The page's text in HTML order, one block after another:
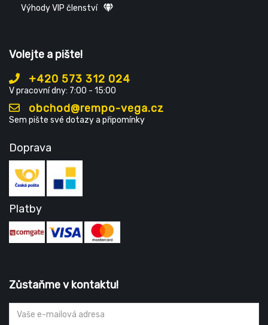
Výhody VIP členství
Volejte a pište!
+420 573 312 024
V pracovní dny: 7:00 - 15:00
obchod@rempo-vega.cz
Sem pište své dotazy a připomínky
Doprava
Platby
Zůstaňme v kontaktu!